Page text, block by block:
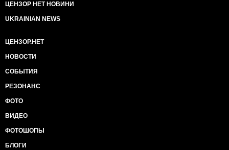
ЦЕНЗОР НЕТ НОВИНИ
UKRAINIAN NEWS
ЦЕНЗОР.НЕТ
НОВОСТИ
СОБЫТИЯ
РЕЗОНАНС
ФОТО
ВИДЕО
ФОТОШОПЫ
БЛОГИ